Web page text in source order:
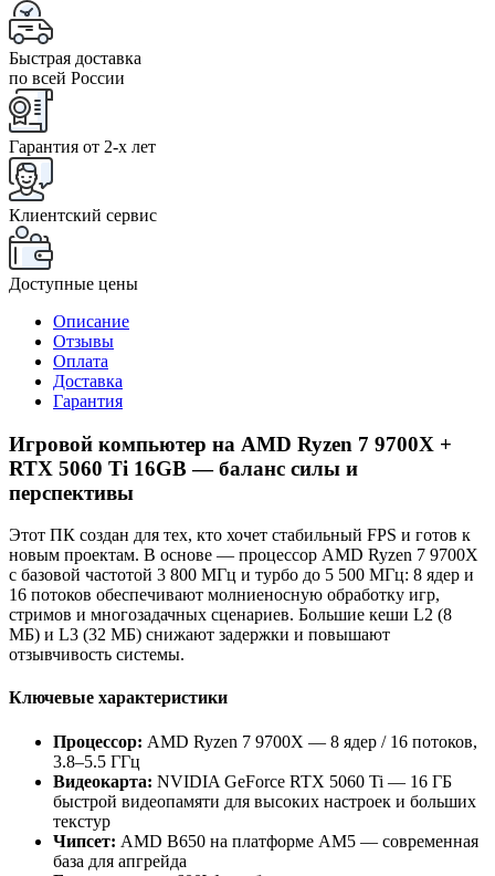
Быстрая доставка
по всей России
Гарантия от 2-x лет
Клиентский сервис
Доступные цены
Описание
Отзывы
Оплата
Доставка
Гарантия
Игровой компьютер на AMD Ryzen 7 9700X +
RTX 5060 Ti 16GB — баланс силы и
перспективы
Этот ПК создан для тех, кто хочет стабильный FPS и готов к
новым проектам. В основе — процессор AMD Ryzen 7 9700X
с базовой частотой 3 800 МГц и турбо до 5 500 МГц: 8 ядер и
16 потоков обеспечивают молниеносную обработку игр,
стримов и многозадачных сценариев. Большие кеши L2 (8
МБ) и L3 (32 МБ) снижают задержки и повышают
отзывчивость системы.
Ключевые характеристики
Процессор: AMD Ryzen 7 9700X — 8 ядер / 16 потоков,
3.8–5.5 ГГц
Видеокарта: NVIDIA GeForce RTX 5060 Ti — 16 ГБ
быстрой видеопамяти для высоких настроек и больших
текстур
Чипсет: AMD B650 на платформе AM5 — современная
база для апгрейда